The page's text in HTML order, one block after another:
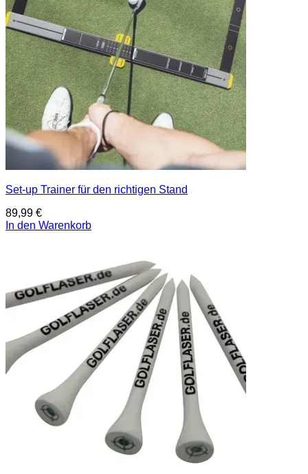
Set-up Trainer für den richtigen Stand
89,99 €
In den Warenkorb